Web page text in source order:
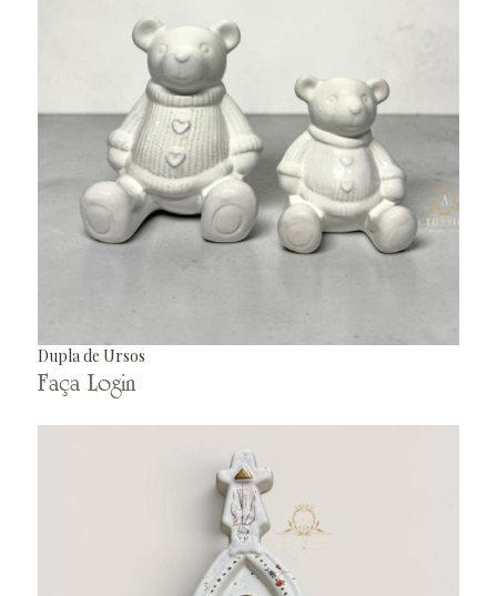
Dupla de Ursos
Faça Login